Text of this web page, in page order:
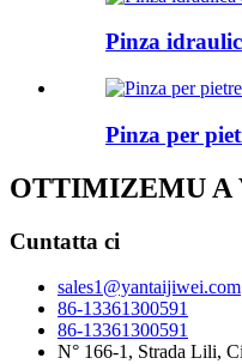
Pinza
Pinza per
OTTIMIZEMU A
Cuntatta ci
sales1@yantaijiwei.com
86-13361300591
86-13361300591
N° 166-1, Strada Lili,